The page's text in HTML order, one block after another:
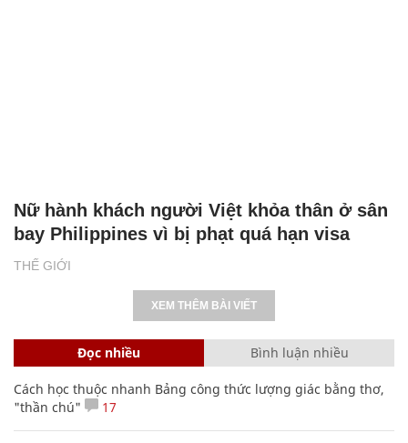
THẾ GIỚI
Nữ hành khách người Việt khỏa thân ở sân
bay Philippines vì bị phạt quá hạn visa
XEM THÊM BÀI VIẾT
Đọc nhiều Bình luận nhiều
Cách học thuộc nhanh Bảng công thức lượng giác bằng thơ,
"thần chú"
17